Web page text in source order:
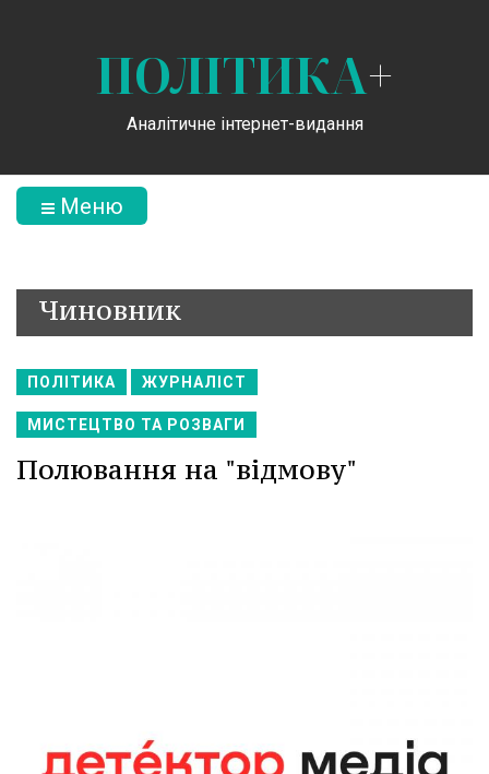
ПОЛІТИКА+
Аналітичне інтернет-видання
Меню
Чиновник
ПОЛІТИКА ЖУРНАЛІСТ
МИСТЕЦТВО ТА РОЗВАГИ
Полювання на "відмову"